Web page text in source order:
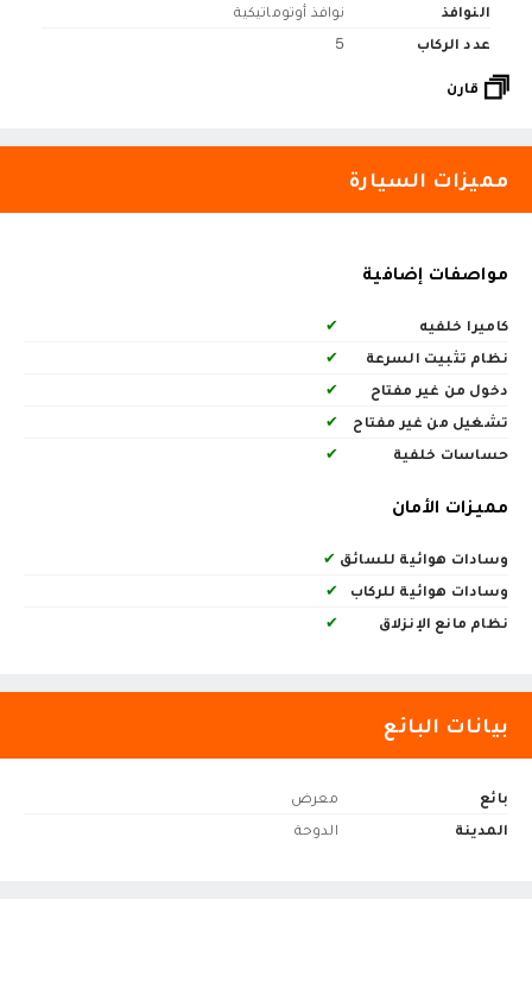
النوافذ
نوافذ أوتوماتيكية
عدد الركاب
5
قارن
مميزات السيارة
مواصفات إضافية
كاميرا خلفيه
✔
نظام تثبيت السرعة
✔
دخول من غير مفتاح
✔
تشغيل من غير مفتاح
✔
حساسات خلفية
✔
مميزات الأمان
وسادات هوائية للسائق ✔
وسادات هوائية للركاب
✔
نظام مانع الإنزلاق
✔
بيانات البائع
بائع
معرض
المدينة
الدوحة